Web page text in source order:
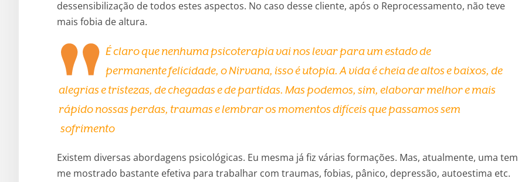
dessensibilização de todos estes aspectos. No caso desse cliente, após o Reprocessamento, não teve
mais fobia de altura.
É claro que nenhuma psicoterapia vai nos levar para um estado de
permanente felicidade, o Nirvana, isso é utopia. A vida é cheia de altos e baixos, de
alegrias e tristezas, de chegadas e de partidas. Mas podemos, sim, elaborar melhor e mais
rápido nossas perdas, traumas e lembrar os momentos difíceis que passamos sem
sofrimento
Existem diversas abordagens psicológicas. Eu mesma já fiz várias formações. Mas, atualmente, uma tem
me mostrado bastante efetiva para trabalhar com traumas, fobias, pânico, depressão, autoestima etc.